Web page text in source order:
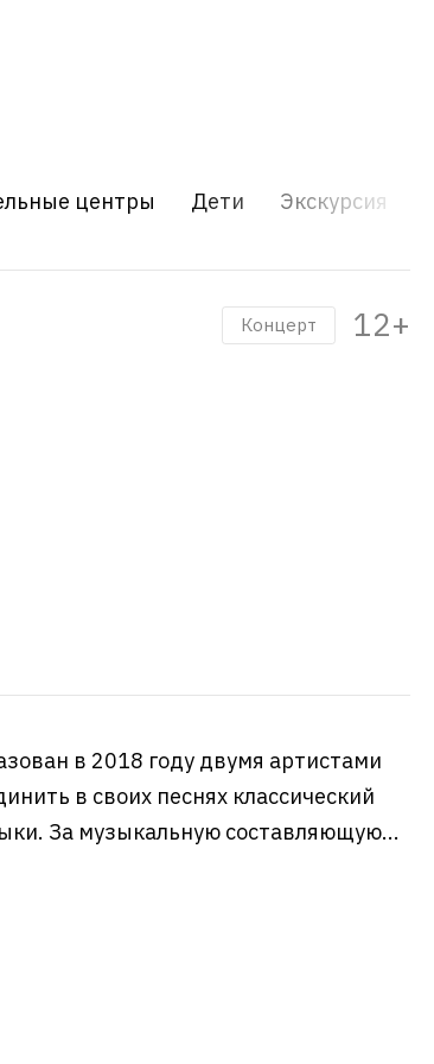
центры Дети Экскурсия
Концерт 12+
в 2018 году двумя артистами
в своих песнях классический
За музыкальную составляющую...